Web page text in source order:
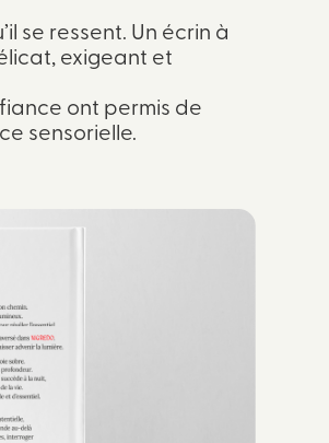
se ressent. Un écrin à
exigeant et
ont permis de
sensorielle.